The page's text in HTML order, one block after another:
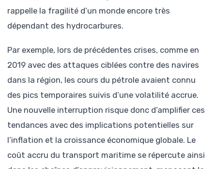
rappelle la fragilité d’un monde encore très
dépendant des hydrocarbures.
Par exemple, lors de précédentes crises, comme en
2019 avec des attaques ciblées contre des navires
dans la région, les cours du pétrole avaient connu
des pics temporaires suivis d’une volatilité accrue.
Une nouvelle interruption risque donc d’amplifier ces
tendances avec des implications potentielles sur
l’inflation et la croissance économique globale. Le
coût accru du transport maritime se répercute ainsi